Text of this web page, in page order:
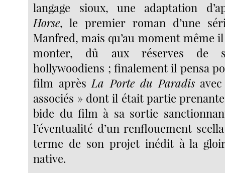
langage sioux, une adaptation
Horse, le premier roman d’une
Manfred, mais qu’au moment même
monter, dû aux réserves de
hollywoodiens ; finalement il pensa
film aprèsLa Porte du Paradisavec
associés » dont il était partie
bide du film à sa sortie
l’éventualité d’un renflouement
terme de son projet inédit à la
native.